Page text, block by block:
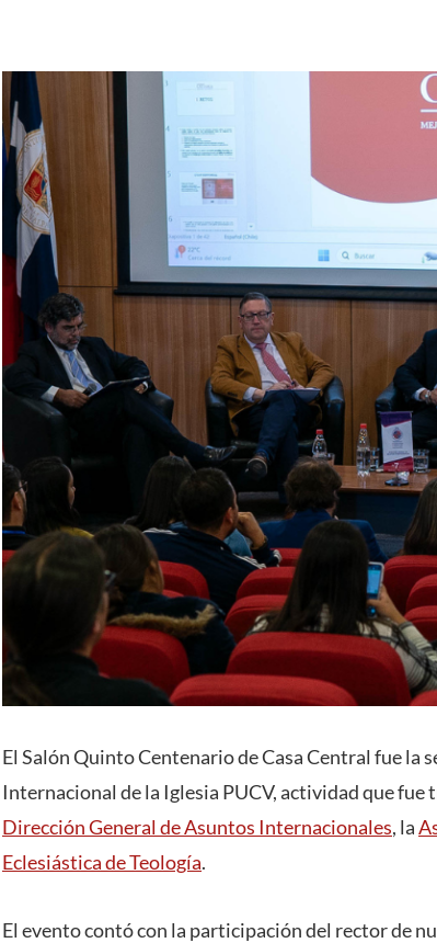
El Salón Quinto Centenario de Casa Central fue la
Internacional de la Iglesia PUCV, actividad que
Dirección General de Asuntos Internacionales, la
Eclesiástica de Teología.
El evento contó con la participación del rector de